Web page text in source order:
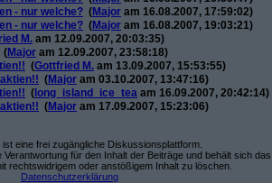
- nur welche? (Major am 16.08.2007, 17:59:02)
- nur welche? (Major am 16.08.2007, 19:03:21)
M. am 12.09.2007, 20:03:35)
(Major am 12.09.2007, 23:58:18)
(Gottfried M. am 13.09.2007, 15:53:55)
(Major am 03.10.2007, 13:47:16)
( long_island_ice_tea am 16.09.2007, 20:42:14)
(Major am 17.09.2007, 15:23:06)
eine frei zugängliche Diskussionsplattform.
für den Inhalt der Beiträge und behält sich das
rechtswidrigem oder anstößigem Inhalt zu löschen.
Datenschutzerklärung